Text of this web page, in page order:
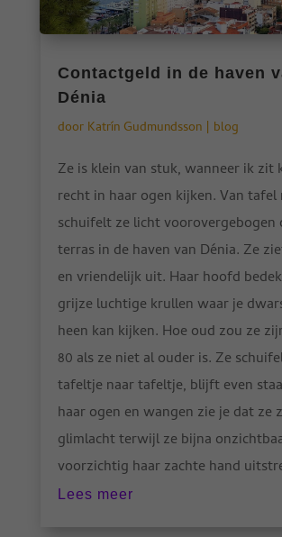
Contactgeld in de haven
Dénia
door Katrín Gudmundsson| blog
Ze is klein van stuk, wanneer ik zit
recht in haar ogen kijken. Van
schuifelt ze licht voorovergebogen
terras in de haven van Dénia. Ze
en vriendelijk uit. Haar hoofd
grijze luchtige krullen waar je
heen kan kijken. Hoe oud zou ze
80 als ze niet al ouder is. Ze
tafeltje naar tafeltje, blijft even
haar ogen en wangen zie je dat ze
glimlacht terwijl ze bijna
voorzichtig haar zachte hand
Lees meer